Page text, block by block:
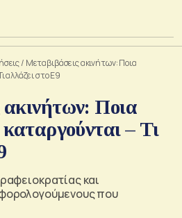
/ Μεταβιβάσεις ακινήτων: Ποια
αλλάζει στο Ε9
Ποια
– Τι
και
που